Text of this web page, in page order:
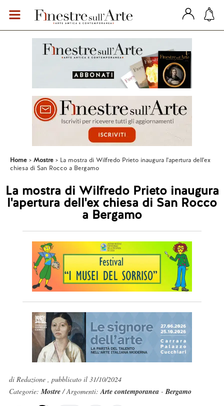
Home Mostre
La mostra di Wilfredo Prieto inaugura l'apertura dell'ex
chiesa di San Rocco a Bergamo
La mostra di Wilfredo Prieto inaugura
l'apertura dell'ex chiesa di San Rocco
a Bergamo
di Redazione , pubblicato il 31/10/2024
Categorie:Mostre/ Argomenti:Arte contemporanea-Bergamo